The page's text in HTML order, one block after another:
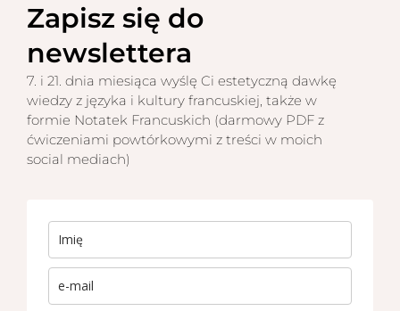
Zapisz się do
newslettera
7. i 21. dnia miesiąca wyślę Ci estetyczną dawkę
wiedzy z języka i kultury francuskiej, także w
formie Notatek Francuskich (darmowy PDF z
ćwiczeniami powtórkowymi z treści w moich
social mediach)